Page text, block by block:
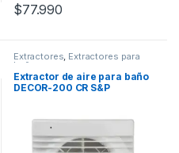
$77.990
Extractores, Extractores para
baño
Extractor de aire para baño
DECOR-200 CR S&P